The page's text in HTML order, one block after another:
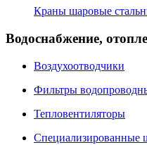
Краны шаровые
Водоснабжение,
Воздухоотводчики
Фильтры
Тепловентиляторы
Специализированные